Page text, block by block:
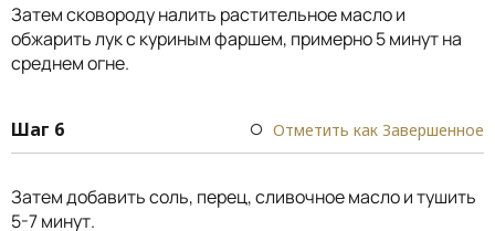
Затем сковороду налить растительное масло и
обжарить лук с куриным фаршем, примерно 5 минут на
среднем огне.
Шаг 6 Отметить как Завершенное
Затем добавить соль, перец, сливочное масло и тушить
5-7 минут.